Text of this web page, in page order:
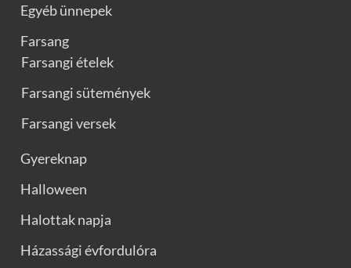
Egyéb ünnepek
Farsang
Farsangi ételek
Farsangi sütemények
Farsangi versek
Gyereknap
Halloween
Halottak napja
Házassági évfordulóra